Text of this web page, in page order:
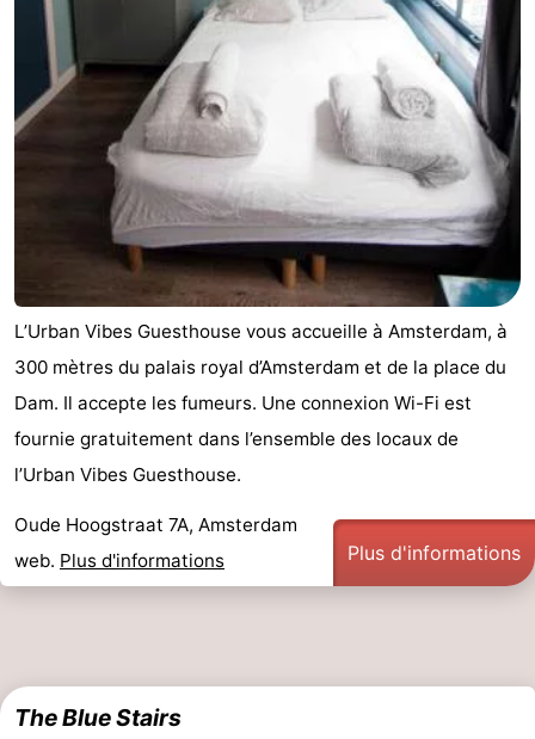
Astuces
pour
les
Adresses
Médicales
Météo
L’Urban Vibes Guesthouse vous accueille à Amsterdam, à
300 mètres du palais royal d’Amsterdam et de la place du
Dam. Il accepte les fumeurs. Une connexion Wi-Fi est
fournie gratuitement dans l’ensemble des locaux de
l’Urban Vibes Guesthouse.
Oude Hoogstraat 7A, Amsterdam
web. Plus d'informations Plus d'informations
The Blue Stairs